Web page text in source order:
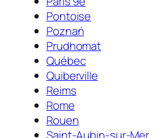
Pontoise
Poznań
Prudhomat
Québec
Quiberville
Reims
Rome
Rouen